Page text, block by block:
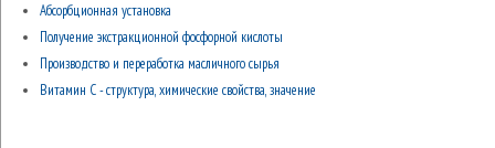
Абсорбционная установка
Получение экстракционной фосфорной кислоты
Производство и переработка масличного сырья
Витамин С - структура, химические свойства, значение